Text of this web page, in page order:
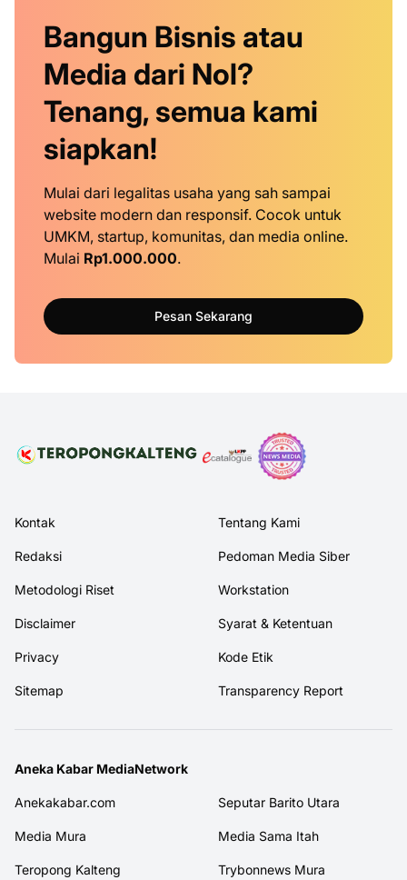
Bangun Bisnis atau
Media dari Nol?
Tenang, semua kami
siapkan!
Mulai dari legalitas usaha yang sah sampai
website modern dan responsif. Cocok untuk
UMKM, startup, komunitas, dan media online.
Mulai Rp1.000.000.
Pesan Sekarang
Kontak Tentang Kami
Redaksi Pedoman Media Siber
Metodologi Riset Workstation
Disclaimer Syarat & Ketentuan
Privacy Kode Etik
Sitemap Transparency Report
Aneka Kabar MediaNetwork
Anekakabar.com Seputar Barito Utara
Media Mura Media Sama Itah
Teropong Kalteng Trybonnews Mura